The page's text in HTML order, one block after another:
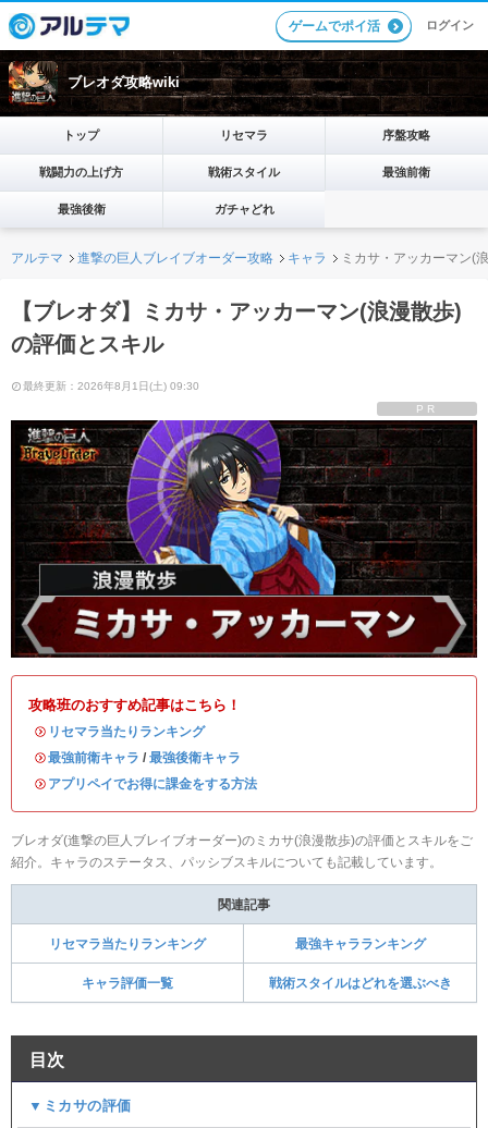
ゲームでポイ活 ログイン
ブレオダ攻略wiki
トップ リセマラ 序盤攻略
戦闘力の上げ方 戦術スタイル 最強前衛
最強後衛 ガチャどれ
アルテマ 進撃の巨人ブレイブオーダー攻略 キャラ ミカサ・アッカーマン(
【ブレオダ】ミカサ・アッカーマン(浪漫散歩)
の評価とスキル
最終更新：2026年8月1日(土) 09:30
PR
攻略班のおすすめ記事はこちら！
・ リセマラ当たりランキング
・最強前衛キャラ / 最強後衛キャラ
・ アプリペイでお得に課金をする方法
ブレオダ(進撃の巨人ブレイブオーダー)のミカサ(浪漫散歩)の評価とスキルをご
紹介。キャラのステータス、パッシブスキルについても記載しています。
関連記事
リセマラ当たりランキング 最強キャラランキング
キャラ評価一覧 戦術スタイルはどれを選ぶべき
目次
▼ミカサの評価